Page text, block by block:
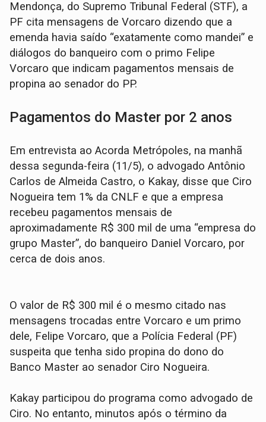
Mendonça, do Supremo Tribunal Federal (STF), a
PF cita mensagens de Vorcaro dizendo que a
emenda havia saído “exatamente como mandei” e
diálogos do banqueiro com o primo Felipe
Vorcaro que indicam pagamentos mensais de
propina ao senador do PP.
Pagamentos do Master por 2 anos
Em entrevista ao Acorda Metrópoles, na manhã
dessa segunda-feira (11/5), o advogado Antônio
Carlos de Almeida Castro, o Kakay, disse que Ciro
Nogueira tem 1% da CNLF e que a empresa
recebeu pagamentos mensais de
aproximadamente R$ 300 mil de uma “empresa do
grupo Master”, do banqueiro Daniel Vorcaro, por
cerca de dois anos.
O valor de R$ 300 mil é o mesmo citado nas
mensagens trocadas entre Vorcaro e um primo
dele, Felipe Vorcaro, que a Polícia Federal (PF)
suspeita que tenha sido propina do dono do
Banco Master ao senador Ciro Nogueira.
Kakay participou do programa como advogado de
Ciro. No entanto, minutos após o término da